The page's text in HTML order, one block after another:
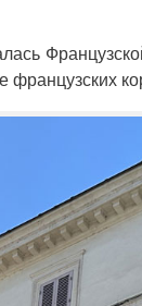
французских